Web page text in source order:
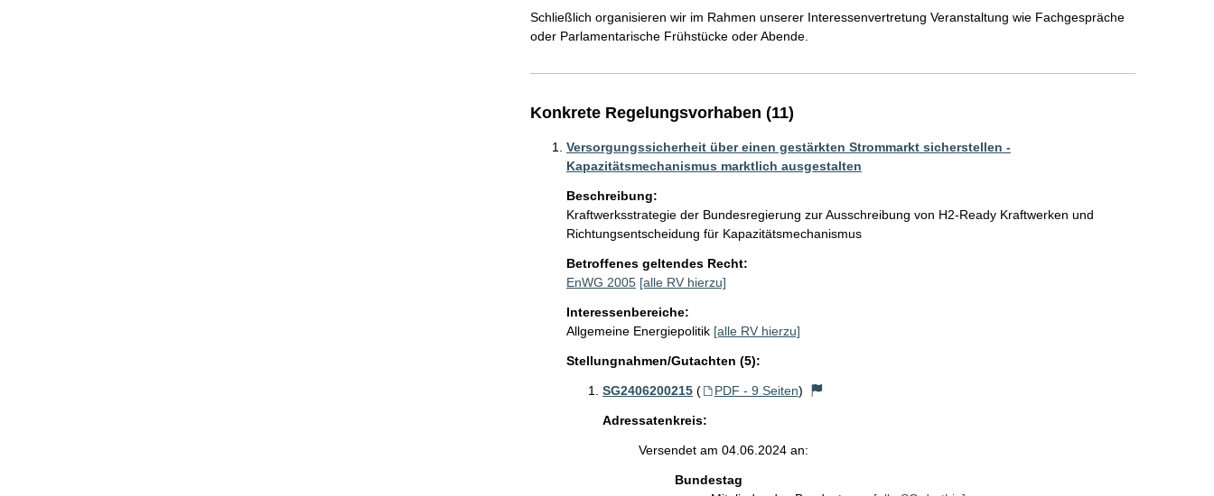
Schließlich organisieren wir im Rahmen unserer Interessenvertretung Veranstaltung wie Fachgespräche
oder Parlamentarische Frühstücke oder Abende.
Konkrete Regelungsvorhaben (11)
Versorgungssicherheit über einen gestärkten Strommarkt sicherstellen -
Kapazitätsmechanismus marktlich ausgestalten
Beschreibung:
Kraftwerksstrategie der Bundesregierung zur Ausschreibung von H2-Ready Kraftwerken und
Richtungsentscheidung für Kapazitätsmechanismus
Betroffenes geltendes Recht:
EnWG 2005 [alle RV hierzu]
Interessenbereiche:
Allgemeine Energiepolitik [alle RV hierzu]
Stellungnahmen/Gutachten (5):
SG2406200215 ( PDF - 9 Seiten)
Adressatenkreis:
Versendet am 04.06.2024 an:
Bundestag